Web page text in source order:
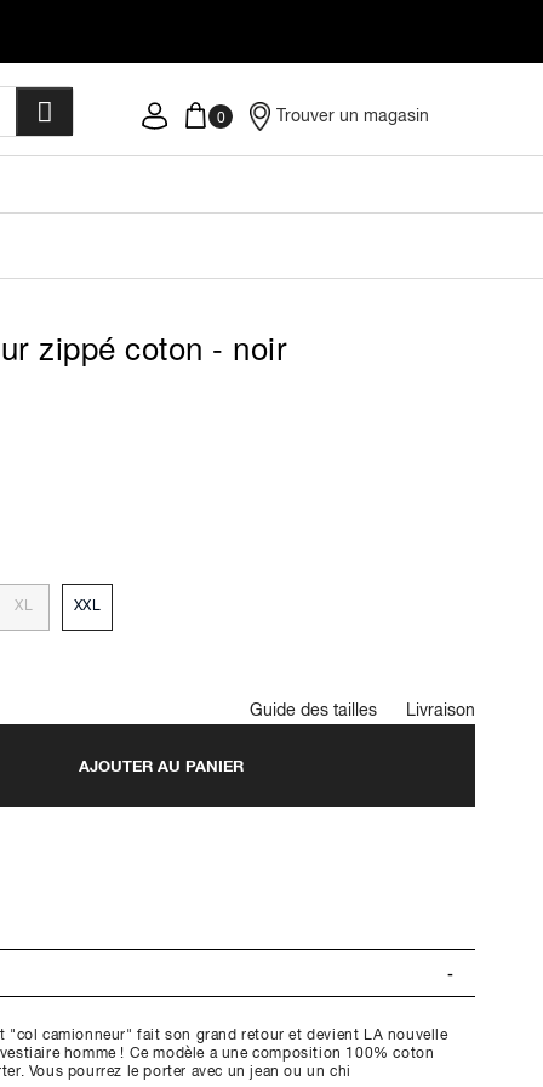
Trouver un magasin
zippé coton - noir
XL XXL
Guide des tailles Livraison
AJOUTER AU PANIER
"col camionneur" fait son grand retour et devient LA nouvelle
homme ! Ce modèle a une composition 100% coton
Vous pourrez le porter avec un jean ou un chi